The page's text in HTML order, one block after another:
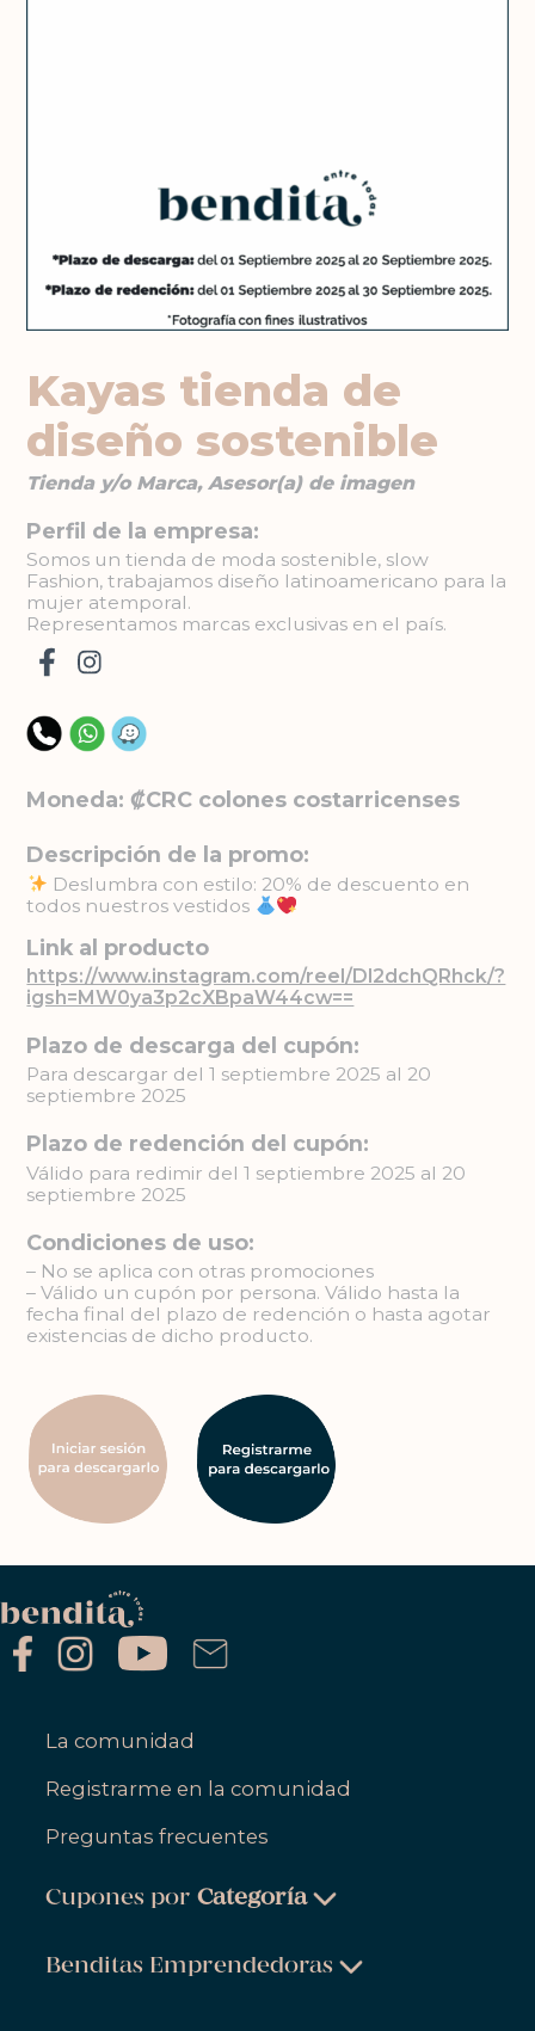
Kayas tienda de
diseño sostenible
Tienda y/o Marca, Asesor(a) de imagen
Perfil de la empresa:
Somos un tienda de moda sostenible, slow
Fashion, trabajamos diseño latinoamericano para la
mujer atemporal.
Representamos marcas exclusivas en el país.
Moneda: ₡CRC colones costarricenses
Descripción de la promo:
Deslumbra con estilo: 20% de descuento en
todos nuestros vestidos
Link al producto
https://www.instagram.com/reel/DI2dchQRhck/?
igsh=MW0ya3p2cXBpaW44cw==
Plazo de descarga del cupón:
Para descargar del 1 septiembre 2025 al 20
septiembre 2025
Plazo de redención del cupón:
Válido para redimir del 1 septiembre 2025 al 20
septiembre 2025
Condiciones de uso:
– No se aplica con otras promociones
– Válido un cupón por persona. Válido hasta la
fecha final del plazo de redención o hasta agotar
existencias de dicho producto.
La comunidad
Registrarme en la comunidad
Preguntas frecuentes
Cupones porCategoría
Belleza & Cuidado Personal
Benditas Emprendedoras